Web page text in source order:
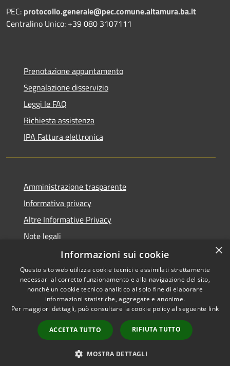
PEC: protocollo.generale@pec.comune.altamura.ba.it
Centralino Unico: +39 080 3107111
Prenotazione appuntamento
Segnalazione disservizio
Leggi le FAQ
Richiesta assistenza
IPA Fattura elettronica
Amministrazione trasparente
Informativa privacy
Altre Informative Privacy
Note legali
Dichiarazione di accessibilità
RSS
Accessibilità
Copyright © 2026 • Comune di
Municipium•
Accesso
redazione
×
Informazioni sui cookie
Questo sito web utilizza cookie tecnici e assimilati strettamente
necessari al corretto funzionamento e alla navigazione del sito,
nonché un cookie tecnico analitico al solo fine di elaborare
informazioni statistiche, aggregate e anonime.
Per maggiori dettagli, può consultare la cookie policy al seguente link
ACCETTA TUTTO RIFIUTA TUTTO
MOSTRA DETTAGLI